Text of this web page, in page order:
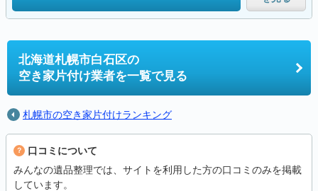
北海道札幌市白石区の
空き家片付け業者を一覧で見る
札幌市の空き家片付けランキング
口コミについて
みんなの遺品整理では、サイトを利用した方の口コミのみを掲載
しています。